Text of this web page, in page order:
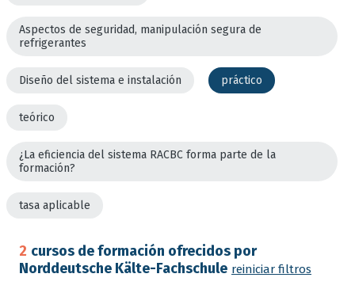
Aspectos de seguridad, manipulación segura de
refrigerantes
Diseño del sistema e instalación práctico
teórico
¿La eficiencia del sistema RACBC forma parte de la
formación?
tasa aplicable
2 cursos de formación ofrecidos por
Norddeutsche Kälte-Fachschule reiniciar filtros